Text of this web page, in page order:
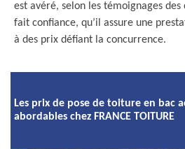
est avéré, selon les témoignages
fait confiance, qu’il assure une
à des prix défiant la concurrence.
Les prix de pose de toiture en bac
abordables chez FRANCE TOITURE